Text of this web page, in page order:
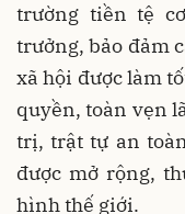
trường tiền tệ
trưởng, bảo đảm
xã hội được làm
quyền, toàn vẹn
trị, trật tự an
được mở rộng,
hình thế giới.